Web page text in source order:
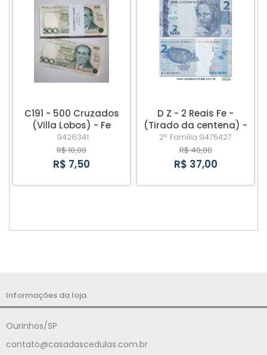
C191 - 500 Cruzados
(Villa Lobos) - Fe
9426341
R$ 10,00
R$ 7,50
D Z - 2 Reais Fe -
(Tirado da centena) -
Produzida na Suécia -
Cédula de Reposição
2ª Família 9475427
R$ 40,00
R$ 37,00
Informações da loja
Ourinhos/SP
contato@casadascedulas.com.br